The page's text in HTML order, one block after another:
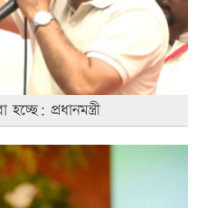
হচ্ছে: প্রধানমন্ত্রী